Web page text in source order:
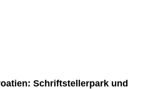
Schriftstellerpark und